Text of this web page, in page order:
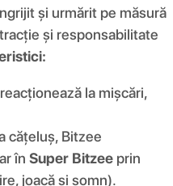
și urmărit pe măsură
și responsabilitate
la mișcări,
cățeluș, Bitzee
în Super Bitzee prin
joacă și somn).